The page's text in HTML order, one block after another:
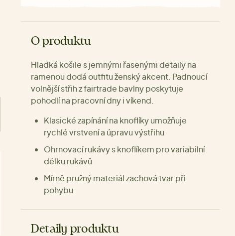
O produktu
Hladká košile s jemnými řasenými detaily na
ramenou dodá outfitu ženský akcent. Padnoucí
volnější střih z fairtrade bavlny poskytuje
pohodlí na pracovní dny i víkend.
Klasické zapínání na knoflíky umožňuje
rychlé vrstvení a úpravu výstřihu
Ohrnovací rukávy s knoflíkem pro variabilní
délku rukávů
Mírně pružný materiál zachová tvar při
pohybu
Detaily produktu